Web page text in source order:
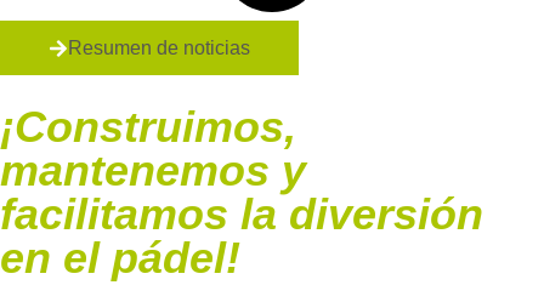
Resumen de noticias
¡Construimos,
mantenemos y
facilitamos la diversión
en el pádel!